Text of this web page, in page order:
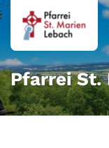
Zum Inhalt
Pfarrei St.